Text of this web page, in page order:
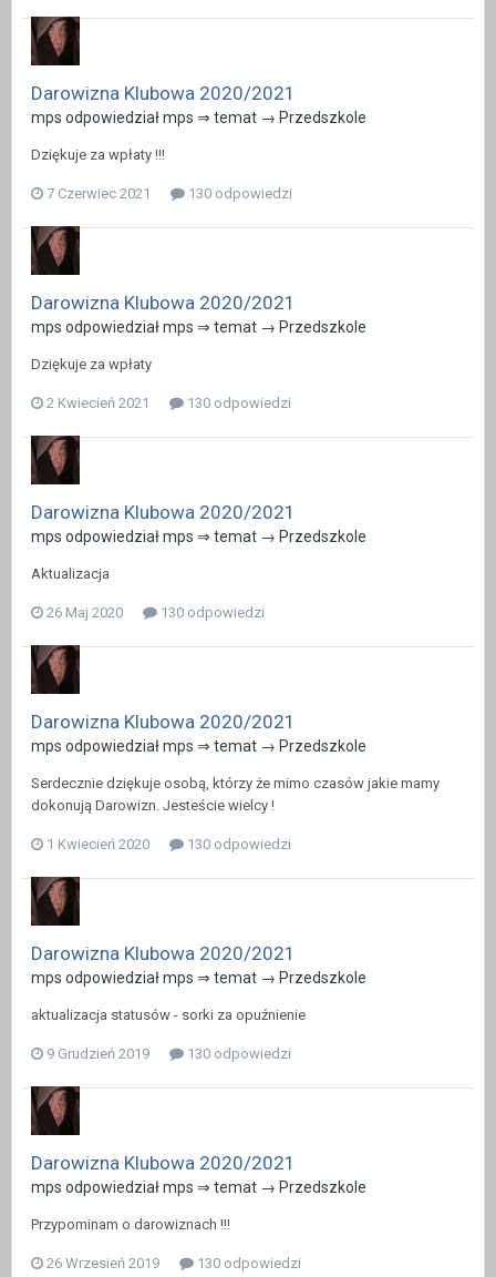
Darowizna Klubowa 2020/2021
mps odpowiedział mps ⇒ temat → Przedszkole
Dziękuje za wpłaty !!!
7 Czerwiec 2021 130 odpowiedzi
Darowizna Klubowa 2020/2021
mps odpowiedział mps ⇒ temat → Przedszkole
Dziękuje za wpłaty
2 Kwiecień 2021 130 odpowiedzi
Darowizna Klubowa 2020/2021
mps odpowiedział mps ⇒ temat → Przedszkole
Aktualizacja
26 Maj 2020 130 odpowiedzi
Darowizna Klubowa 2020/2021
mps odpowiedział mps ⇒ temat → Przedszkole
Serdecznie dziękuje osobą, którzy że mimo czasów jakie mamy
dokonują Darowizn. Jesteście wielcy !
1 Kwiecień 2020 130 odpowiedzi
Darowizna Klubowa 2020/2021
mps odpowiedział mps ⇒ temat → Przedszkole
aktualizacja statusów - sorki za opuźnienie
9 Grudzień 2019 130 odpowiedzi
Darowizna Klubowa 2020/2021
mps odpowiedział mps ⇒ temat → Przedszkole
Przypominam o darowiznach !!!
26 Wrzesień 2019 130 odpowiedzi